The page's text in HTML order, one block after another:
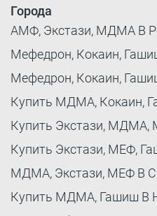
Города
АМФ, Экстази, МДМА В
Мефедрон, Кокаин,
Мефедрон, Кокаин,
Купить МДМА, Кокаин,
Купить Экстази, МДМА,
Купить Экстази, МЕФ,
МДМА, Экстази, МЕФ В
Купить МДМА, Гашиш В